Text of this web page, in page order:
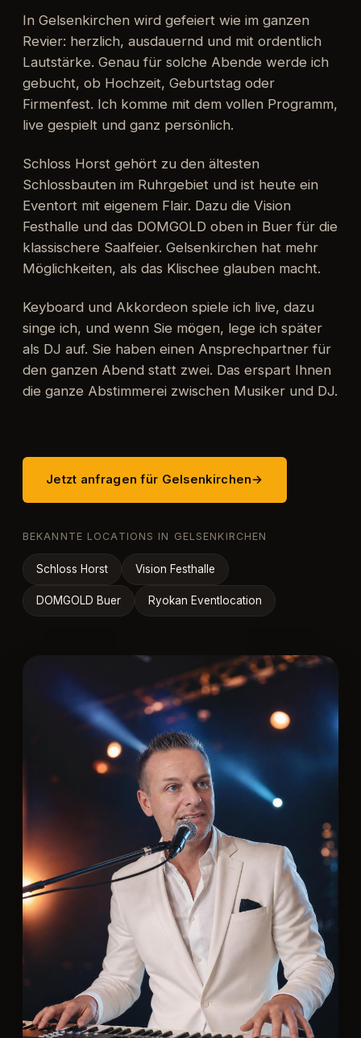
In Gelsenkirchen wird gefeiert wie im ganzen
Revier: herzlich, ausdauernd und mit ordentlich
Lautstärke. Genau für solche Abende werde ich
gebucht, ob Hochzeit, Geburtstag oder
Firmenfest. Ich komme mit dem vollen Programm,
live gespielt und ganz persönlich.
Schloss Horst gehört zu den ältesten
Schlossbauten im Ruhrgebiet und ist heute ein
Eventort mit eigenem Flair. Dazu die Vision
Festhalle und das DOMGOLD oben in Buer für die
klassischere Saalfeier. Gelsenkirchen hat mehr
Möglichkeiten, als das Klischee glauben macht.
Keyboard und Akkordeon spiele ich live, dazu
singe ich, und wenn Sie mögen, lege ich später
als DJ auf. Sie haben einen Ansprechpartner für
den ganzen Abend statt zwei. Das erspart Ihnen
die ganze Abstimmerei zwischen Musiker und DJ.
Jetzt anfragen für Gelsenkirchen→
BEKANNTE LOCATIONS IN GELSENKIRCHEN
Schloss Horst Vision Festhalle
DOMGOLD Buer Ryokan Eventlocation